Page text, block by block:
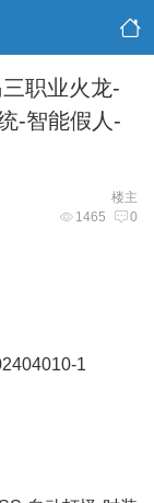
职业火龙-
-智能假人-
楼主
1465 0
1